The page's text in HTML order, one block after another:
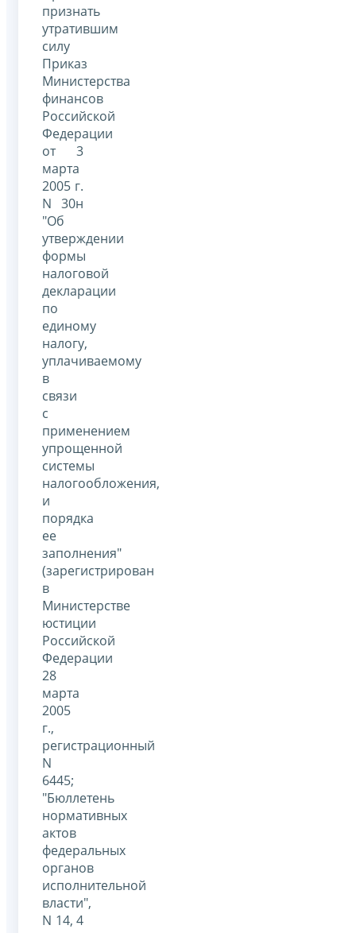
признать
утратившим
силу
Приказ
Министерства
финансов
Российской
Федерации
от 3
марта
2005 г.
N 30н
"Об
утверждении
формы
налоговой
декларации
по
единому
налогу,
уплачиваемому
в
связи
с
применением
упрощенной
системы
налогообложения,
и
порядка
ее
заполнения"
(зарегистрирован
в
Министерстве
юстиции
Российской
Федерации
28
марта
2005
г.,
регистрационный
N
6445;
"Бюллетень
нормативных
актов
федеральных
органов
исполнительной
власти",
N 14, 4